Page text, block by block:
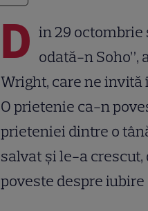
D in 29 octombrie
odată-n Soho”,
Wright, care ne invită
O prietenie ca-n
prieteniei dintre o
salvat și le-a crescut,
poveste despre iubire